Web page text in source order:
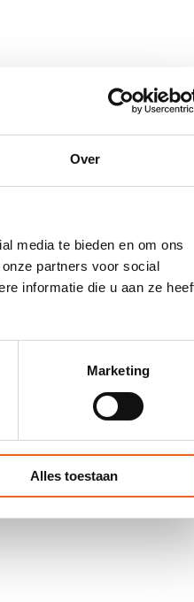
Over
media te bieden en om ons
partners voor social
informatie die u aan ze
Marketing
Alles toestaan
Schakelcoach
De schakelcoach
studie of baan je
ook bij het
De
problemen, geeft
dat leerlingen zich
leren.